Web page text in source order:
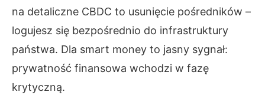
na detaliczne CBDC to usunięcie pośredników –
logujesz się bezpośrednio do infrastruktury
państwa. Dla smart money to jasny sygnał:
prywatność finansowa wchodzi w fazę
krytyczną.